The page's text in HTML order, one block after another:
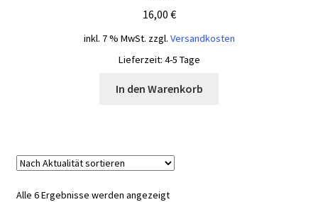
16,00 €
inkl. 7 % MwSt. zzgl. Versandkosten
Lieferzeit: 4-5 Tage
In den Warenkorb
Alle 6 Ergebnisse werden angezeigtNach